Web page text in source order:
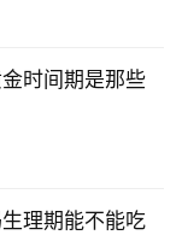
时间期是那些
理期能不能吃